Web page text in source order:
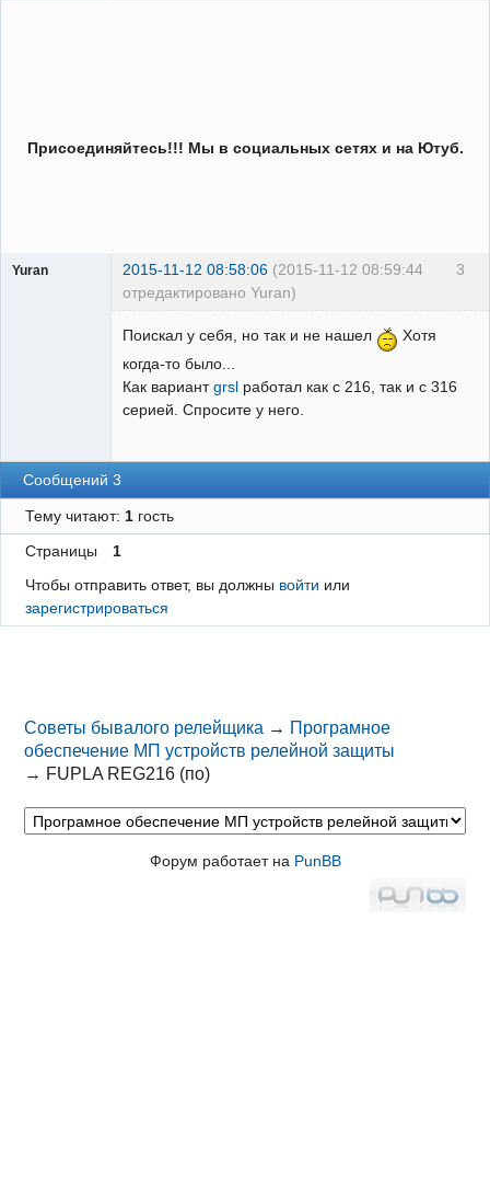
Присоединяйтесь!!! Мы в социальных сетях и на Ютуб.
3
Yuran 2015-11-12 08:58:06 (2015-11-12 08:59:44
отредактировано Yuran)
Поискал у себя, но так и не нашел
Хотя
когда-то было...
Как вариантgrsl работал как с 216, так и с 316
серией. Спросите у него.
Сообщений 3
Тему читают: 1гость
Страницы
1
Чтобы отправить ответ, вы должны войти или
зарегистрироваться
Советы бывалого релейщика → Програмное
обеспечение МП устройств релейной защиты
→ FUPLA REG216 (по)
Форум работает на PunBB